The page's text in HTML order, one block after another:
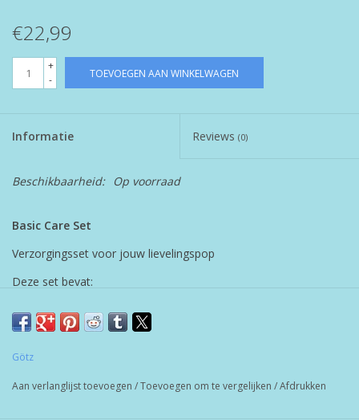
€22,99
+
-
TOEVOEGEN AAN WINKELWAGEN
Informatie Reviews (0)
Beschikbaarheid: Op voorraad
Basic Care Set
Verzorgingsset voor jouw lievelingspop
Deze set bevat:
potje
2 verschillende speentjes
Götz
Aan verlanglijst toevoegen /Toevoegen om te vergelijken /Afdrukken